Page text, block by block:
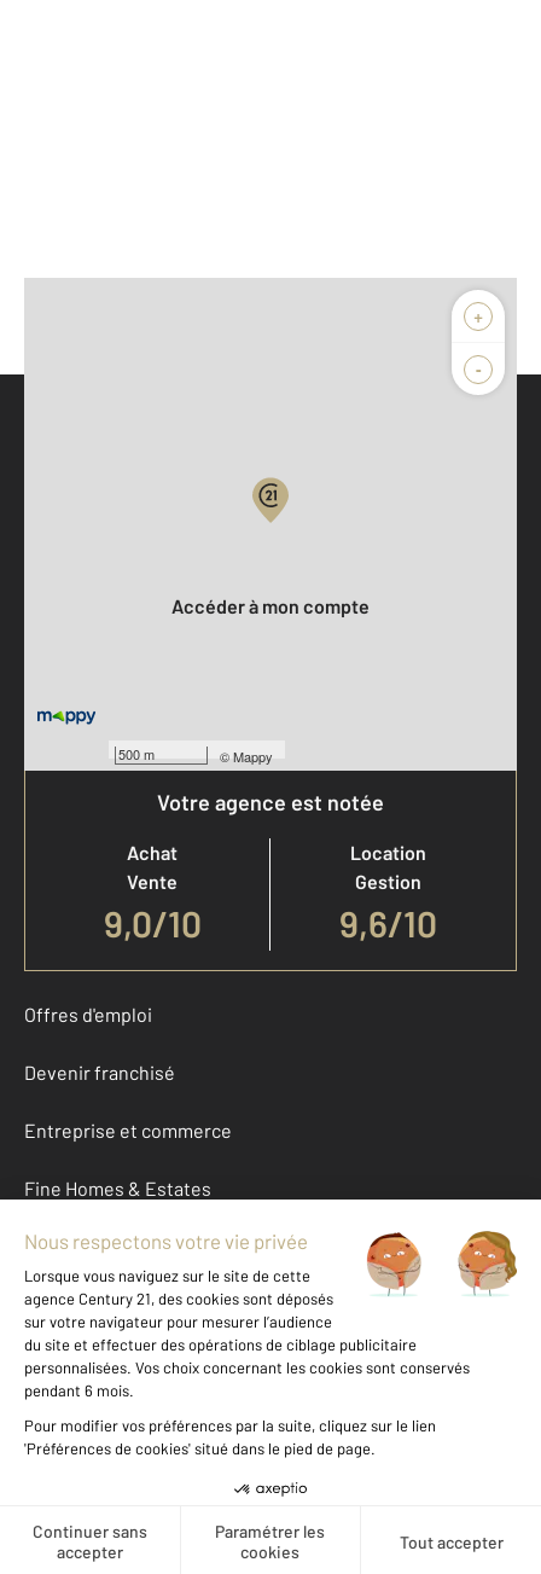
+
-
500 m ©Mappy
Accéder à mon compte
Votre agence est notée
Achat
Vente
9,0/10
Location
Gestion
9,6/10
Offres d'emploi
Devenir franchisé
Entreprise et commerce
Fine Homes & Estates
À propos
International
Nous contacter
Données personnelles
Gestionnaire des cookies